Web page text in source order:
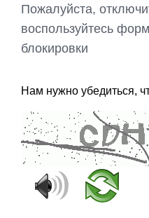
Пожалуйста,
воспользуйтесь
блокировки
Нам нужно убедиться,